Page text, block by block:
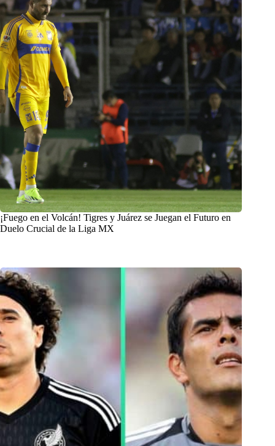
¡Fuego en el Volcán! Tigres y Juárez se Juegan el Futuro en
Duelo Crucial de la Liga MX